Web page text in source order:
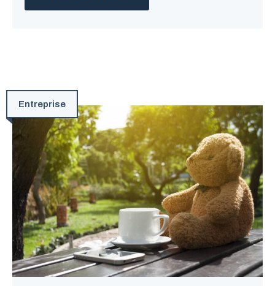
Entreprise